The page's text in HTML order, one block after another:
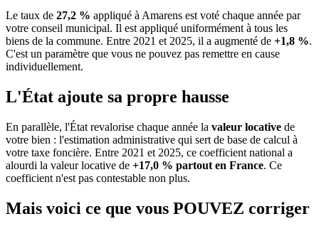
Le taux de 27,2 % appliqué à Amarens est voté chaque année par
votre conseil municipal. Il est appliqué uniformément à tous les
biens de la commune. Entre 2021 et 2025, il a augmenté de +1,8 %.
C'est un paramètre que vous ne pouvez pas remettre en cause
individuellement.
L'État ajoute sa propre hausse
En parallèle, l'État revalorise chaque année la valeur locative de
votre bien : l'estimation administrative qui sert de base de calcul à
votre taxe foncière. Entre 2021 et 2025, ce coefficient national a
alourdi la valeur locative de +17,0 % partout en France. Ce
coefficient n'est pas contestable non plus.
Mais voici ce que vous POUVEZ corriger